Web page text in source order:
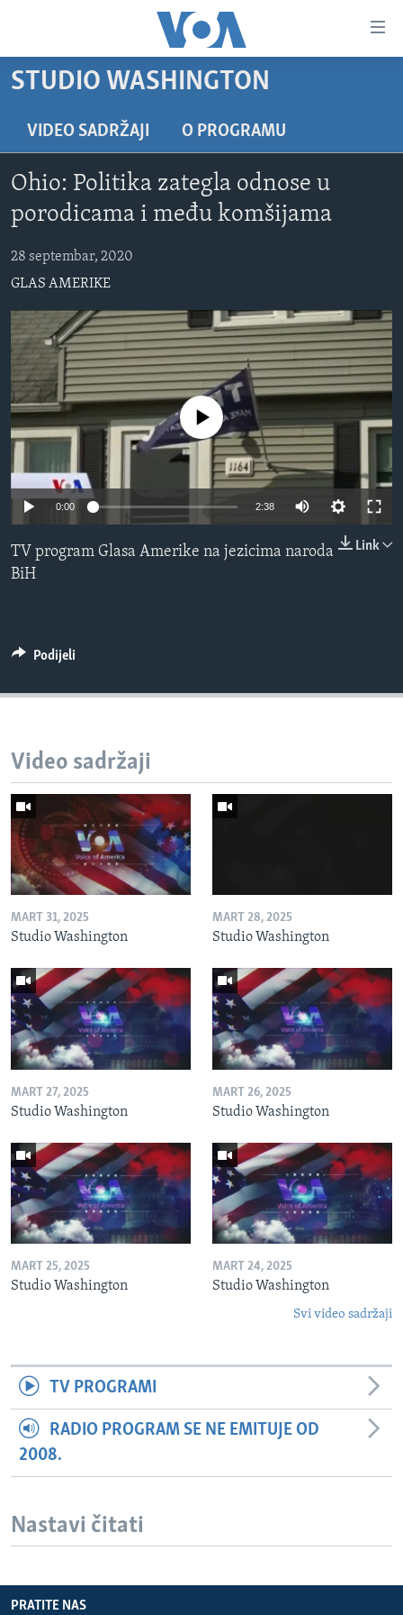
glavni
Pređi
na
glavnu
navigaciju
Idi
pretragu
VIDEO
VIJESTI
BOSNA I HERCEGOVINA
SVIJET
NAUKA I TEHNOLOGIJA
SPECIJALNI PROJEKTI
KORUPCIJA
SLOBODA MEDIJA
ŽENSKA STRANA
IZBJEGLIČKA STRANA
MAGAZIN
O GLASU AMERIKE
Learning English
PRATITE NAS
STUDIO WASHINGTON
VIDEO SADRŽAJI O PROGRAMU
Ohio: Politika zategla odnose u
porodicama i među komšijama
28 septembar, 2020
GLAS AMERIKE
No media source currently available
0:00 2:38
Link
TV program Glasa Amerike na jezicima naroda
BiH
Podijeli
Video sadržaji
MART 31, 2025
Studio Washington
MART 28, 2025
Studio Washington
MART 27, 2025
Studio Washington
MART 26, 2025
Studio Washington
MART 25, 2025
Studio Washington
MART 24, 2025
Studio Washington
Svi video sadržaji
TV PROGRAMI
RADIO PROGRAM SE NE EMITUJE OD
2008.
Nastavi čitati
PRATITE NAS